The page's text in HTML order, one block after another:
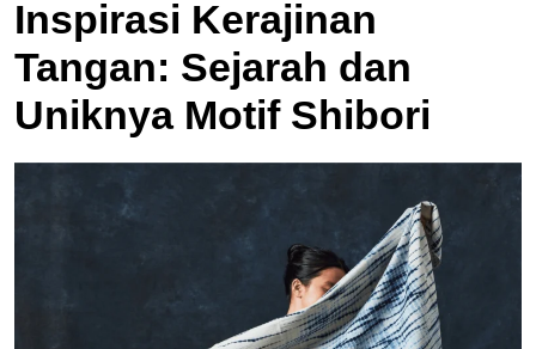
Inspirasi Kerajinan
Tangan: Sejarah dan
Uniknya Motif Shibori